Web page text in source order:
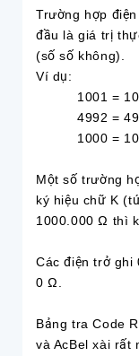
Trường hợp
đầu là giá trị
(số số không).
Ví dụ:
1001 = 100
4992 = 499
1000 = 100
Một số trường
ký hiệu chữ K
1000.000 Ω thì
Các điện trở ghi
0 Ω.
Bảng tra Code
và AcBel xài rất